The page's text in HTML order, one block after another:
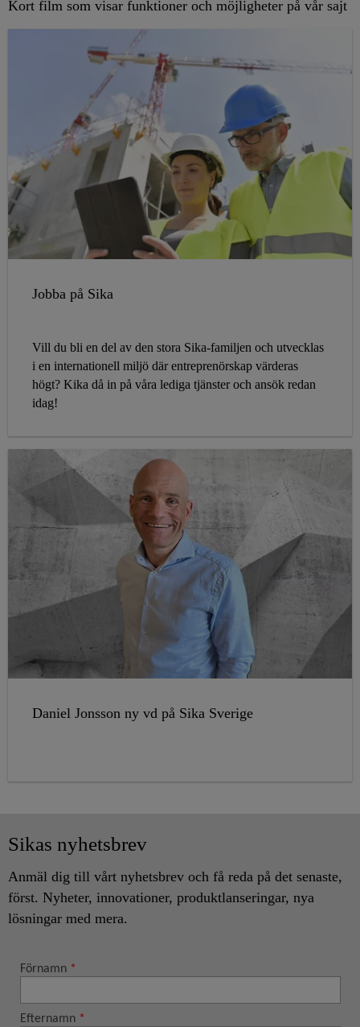
Kort film som visar funktioner och möjligheter på vår sajt
Jobba på Sika
Vill du bli en del av den stora Sika-familjen och utvecklas
i en internationell miljö där entreprenörskap värderas
högt? Kika då in på våra lediga tjänster och ansök redan
idag!
Daniel Jonsson ny vd på Sika Sverige
Sikas nyhetsbrev
Anmäl dig till vårt nyhetsbrev och få reda på det senaste,
först. Nyheter, innovationer, produktlanseringar, nya
lösningar med mera.